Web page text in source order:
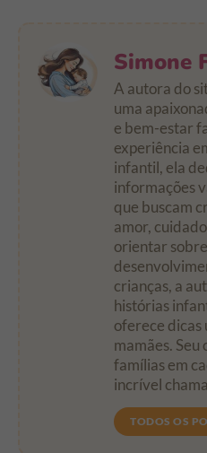
Simone
A autora do
uma
e bem-estar
experiência
infantil, ela
informações
que buscam
amor,
orientar
crianças, a
histórias
oferece dicas
mamães.
famílias em
incrível
TODOS OS